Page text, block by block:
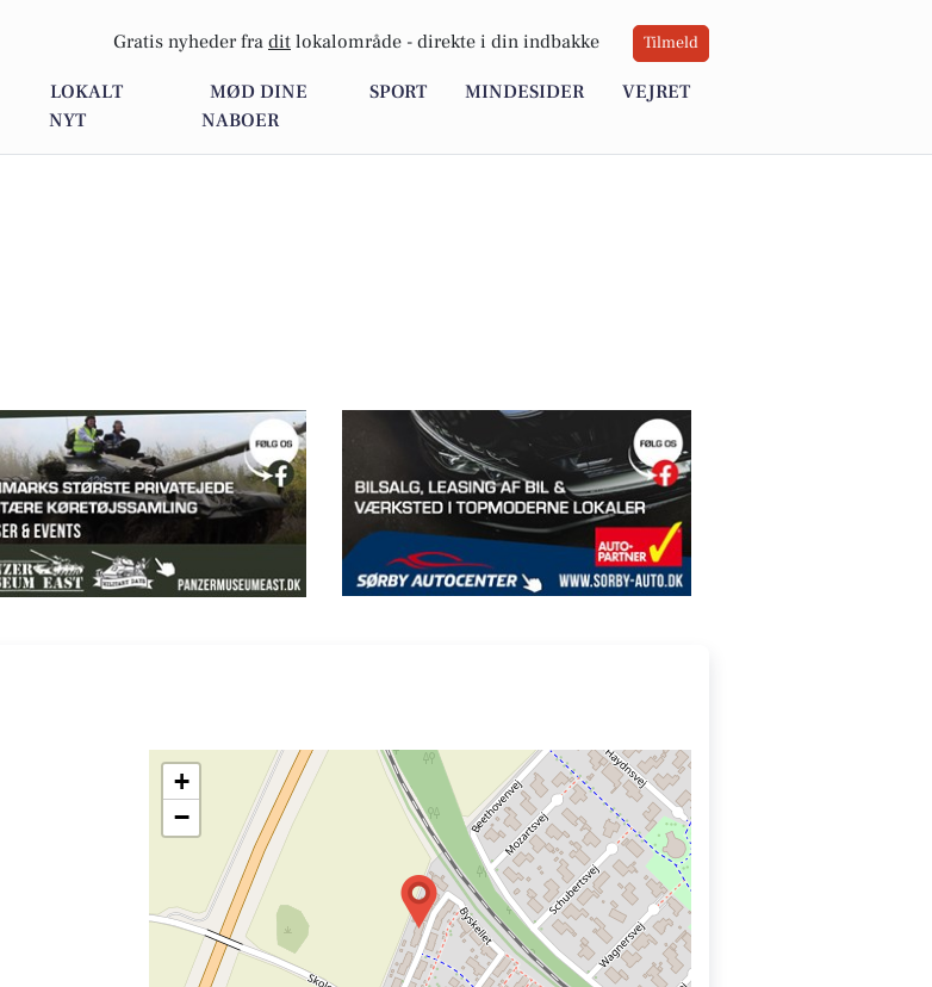
Gratis nyheder fra dit lokalområde - direkte i din indbakke Tilmeld
LOKALT
NYT
MØD DINE
NABOER
SPORT MINDESIDER VEJRET
+
−